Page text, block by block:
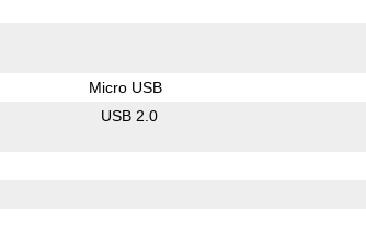
Micro USB
USB 2.0